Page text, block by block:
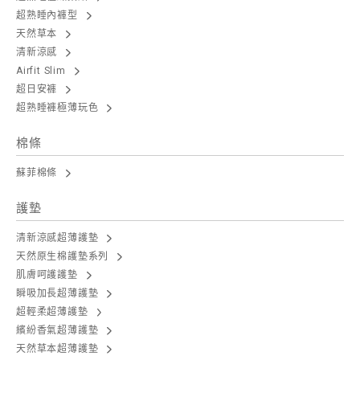
超熟睡內褲型
天然草本
清新涼感
Airfit Slim
超日安褲
超熟睡褲極薄玩色
棉條
蘇菲棉條
護墊
清新涼感超薄護墊
天然原生棉護墊系列
肌膚呵護護墊
瞬吸加長超薄護墊
超輕柔超薄護墊
繽紛香氣超薄護墊
天然草本超薄護墊